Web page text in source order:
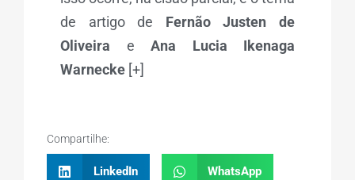
de artigo de Fernão Justen de
Oliveira e Ana Lucia Ikenaga
Warnecke [+]
Compartilhe:
LinkedIn WhatsApp